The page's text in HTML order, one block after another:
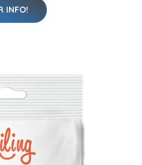
INFO!